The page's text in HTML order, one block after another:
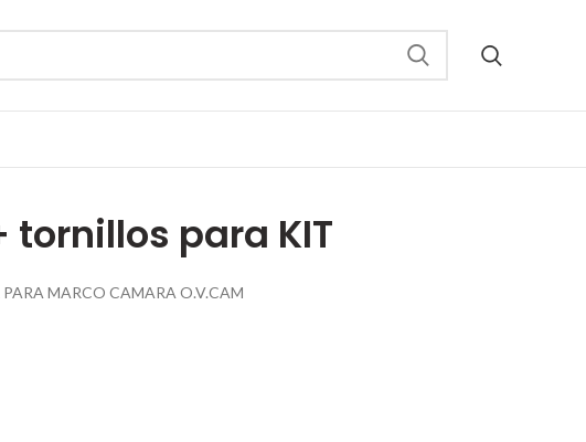
tornillos para KIT
MARCO CAMARA O.V.CAM